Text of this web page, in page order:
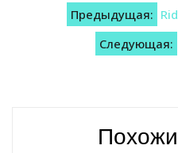
Навигация
записям
Предыдущая:
Следующая: